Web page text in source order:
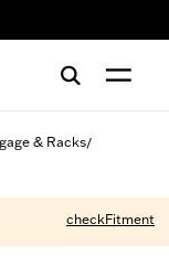
& Racks/
checkFitment